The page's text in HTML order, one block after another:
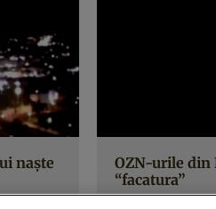
naşte
OZN-urile din
“facatura”